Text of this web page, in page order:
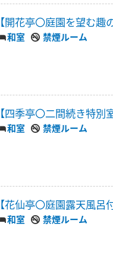
【開花亭〇庭園を望む趣
和室 禁煙ルーム
【四季亭〇二間続き特別
和室 禁煙ルーム
【花仙亭〇庭園露天風呂
和室 禁煙ルーム